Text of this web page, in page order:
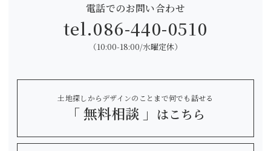
電話でのお問い合わせ
tel.086-440-0510
（10:00-18:00/水曜定休）
土地探しからデザインのことまで何でも話せる
「 無料相談 」 はこちら